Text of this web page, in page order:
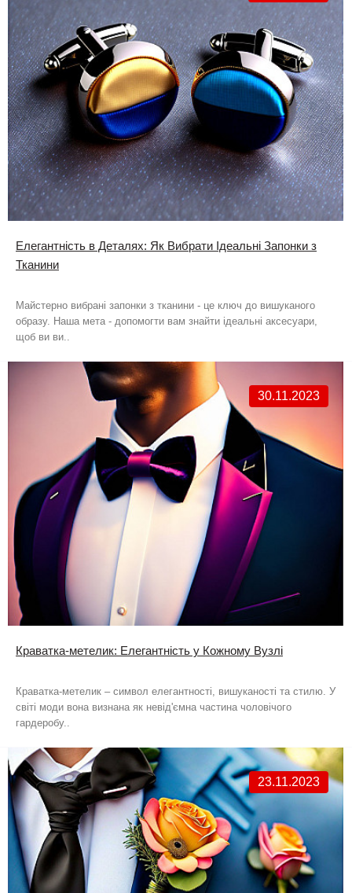
Елегантність в Деталях: Як Вибрати Ідеальні Запонки з
Тканини
Майстерно вибрані запонки з тканини - це ключ до вишуканого
образу. Наша мета - допомогти вам знайти ідеальні аксесуари,
щоб ви ви..
30.11.2023
Краватка-метелик: Елегантність у Кожному Вузлі
Краватка-метелик – символ елегантності, вишуканості та стилю. У
світі моди вона визнана як невід'ємна частина чоловічого
гардеробу..
23.11.2023